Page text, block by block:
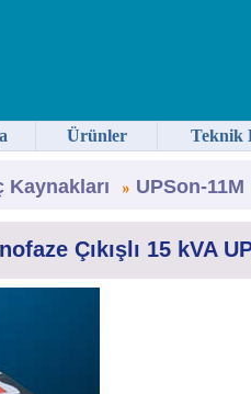
UPSon-11M
Çıkışlı 15 kVA
Ürünler Teknik